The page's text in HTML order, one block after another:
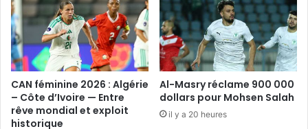
CAN féminine 2026 : Algérie
– Côte d’Ivoire — Entre
rêve mondial et exploit
historique
Al-Masry réclame 900 000
dollars pour Mohsen Salah
il y a 20 heures